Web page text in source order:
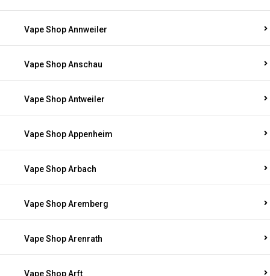
Vape Shop Annweiler
Vape Shop Anschau
Vape Shop Antweiler
Vape Shop Appenheim
Vape Shop Arbach
Vape Shop Aremberg
Vape Shop Arenrath
Vape Shop Arft